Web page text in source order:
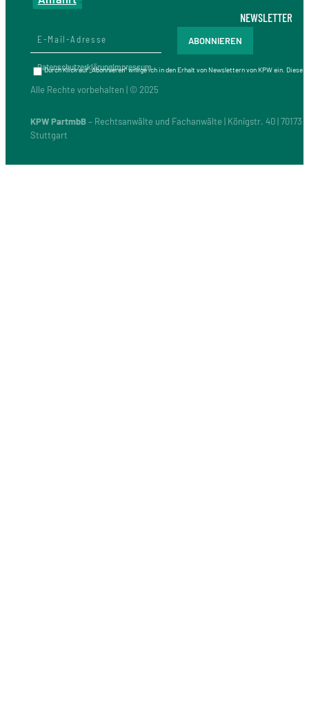
DatenschutzerklärungImpressum
Alle Rechte vorbehalten | © 2025
KPW PartmbB– Rechtsanwälte und Fachanwälte | Königstr. 40 | 70173
Stuttgart
NEWSLETTER
Durch Klick auf „Abonnieren“ willige ich in den Erhalt von Newslettern von KPW ein.